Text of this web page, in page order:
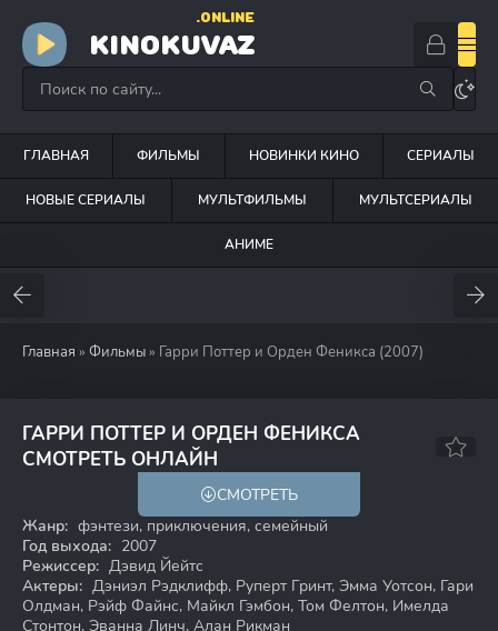
KINOKUVAZ
.ONLINE
ГЛАВНАЯ ФИЛЬМЫ НОВИНКИ КИНО СЕРИАЛЫ
НОВЫЕ СЕРИАЛЫ МУЛЬТФИЛЬМЫ МУЛЬТСЕРИАЛЫ
АНИМЕ
Главная » Фильмы » Гарри Поттер и Орден Феникса (2007)
ГАРРИ ПОТТЕР И ОРДЕН ФЕНИКСА
СМОТРЕТЬ ОНЛАЙН
7.8
СМОТРЕТЬ
Жанр: фэнтези, приключения, семейный
Год выхода: 2007
Режиссер: Дэвид Йейтс
Актеры: Дэниэл Рэдклифф, Руперт Гринт, Эмма Уотсон, Гари
Олдман, Рэйф Файнс, Майкл Гэмбон, Том Фелтон, Имелда
Стонтон, Эванна Линч, Алан Рикман